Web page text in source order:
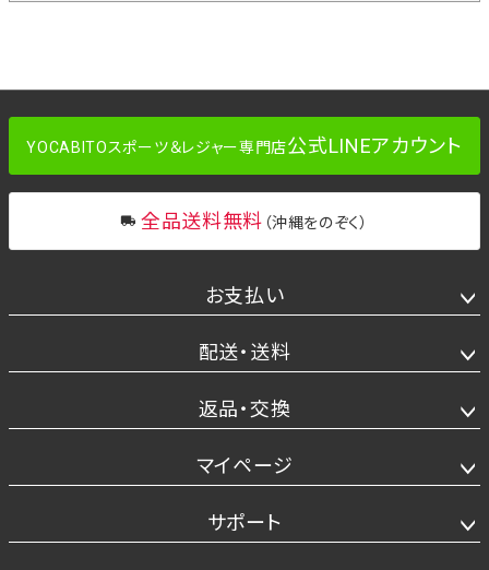
YOCABITOスポーツ＆レジャー専門店公式LINEアカウント
全品送料無料 （沖縄をのぞく）
お支払い
配送・送料
返品・交換
マイページ
サポート